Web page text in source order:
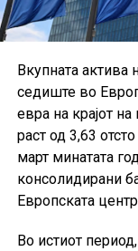
Вкупната актива
седиште во
евра на крајот
раст од 3,63
март минатата
консолидирани
Европската
Во истиот